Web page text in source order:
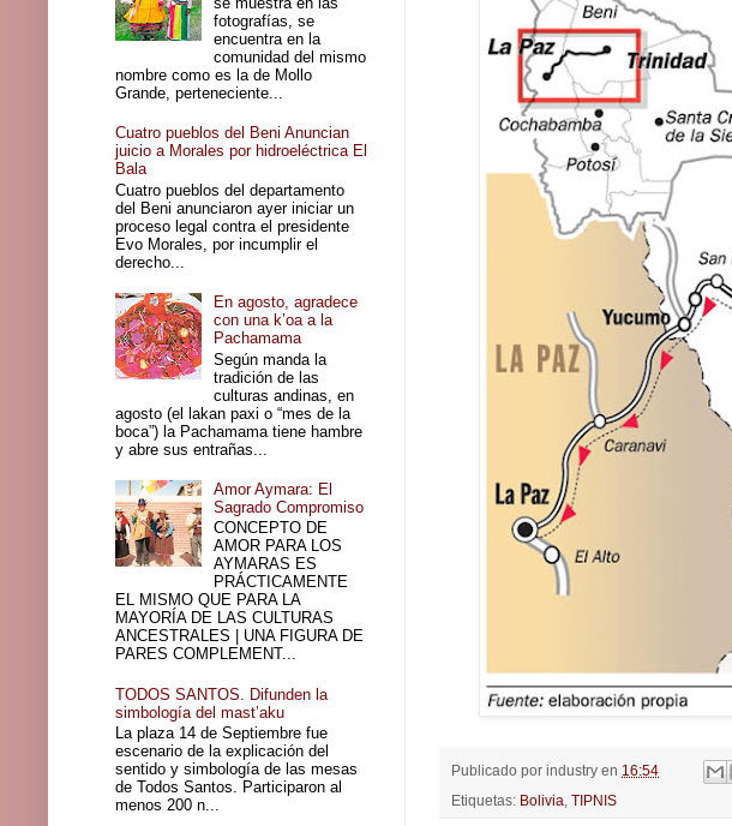
Publicado por industry en 16:54
Etiquetas: Bolivia TIPNIS
fotografías, se
encuentra en la
comunidad del mismo
nombre como es la de Mollo
Grande, perteneciente...
Cuatro pueblos del Beni Anuncian
juicio a Morales por hidroeléctrica El
Bala
Cuatro pueblos del departamento
del Beni anunciaron ayer iniciar un
proceso legal contra el presidente
Evo Morales, por incumplir el
derecho...
En agosto, agradece
con una k’oa a la
Pachamama
Según manda la
tradición de las
culturas andinas, en
agosto (el lakan paxi o “mes de la
boca”) la Pachamama tiene hambre
y abre sus entrañas...
Amor Aymara: El
Sagrado Compromiso
CONCEPTO DE
AMOR PARA LOS
AYMARAS ES
PRÁCTICAMENTE
EL MISMO QUE PARA LA
MAYORÍA DE LAS CULTURAS
ANCESTRALES | UNA FIGURA DE
PARES COMPLEMENT...
TODOS SANTOS. Difunden la
simbología del mast’aku
La plaza 14 de Septiembre fue
escenario de la explicación del
sentido y simbología de las mesas
de Todos Santos. Participaron al
menos 200 n...